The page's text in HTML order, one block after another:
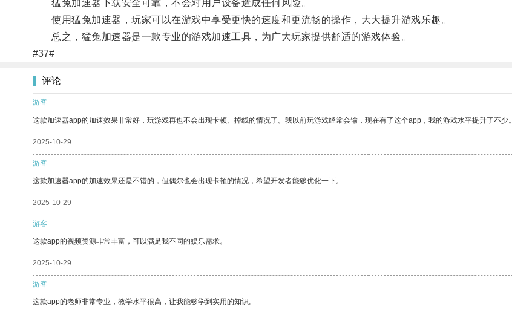
猛兔加速器下载安全可靠，不会对用户设备造成任何风险。
使用猛兔加速器，玩家可以在游戏中享受更快的速度和更流畅的操作，大大提升游戏乐趣。
总之，猛兔加速器是一款专业的游戏加速工具，为广大玩家提供舒适的游戏体验。
#37#
评论
游客
这款加速器app的加速效果非常好，玩游戏再也不会出现卡顿、掉线的情况了。我以前玩游戏经常会输，现在有了这个app，我的游戏水平提升了不少。
2025-10-29
游客
这款加速器app的加速效果还是不错的，但偶尔也会出现卡顿的情况，希望开发者能够优化一下。
2025-10-29
游客
这款app的视频资源非常丰富，可以满足我不同的娱乐需求。
2025-10-29
游客
这款app的老师非常专业，教学水平很高，让我能够学到实用的知识。